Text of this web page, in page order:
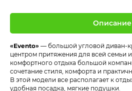
Описание
«Evento» — большой угловой диван-
центром притяжения для всей семьи
комфортного отдыха большой
сочетание стиля, комфорта и
В этой модели все располагает к
удобная посадка, мягкие подушки.